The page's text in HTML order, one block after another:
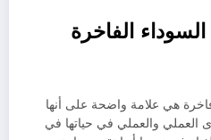
الفاخرة
هي علامة واضحة على أنها
العملي والعملي في حياتها في